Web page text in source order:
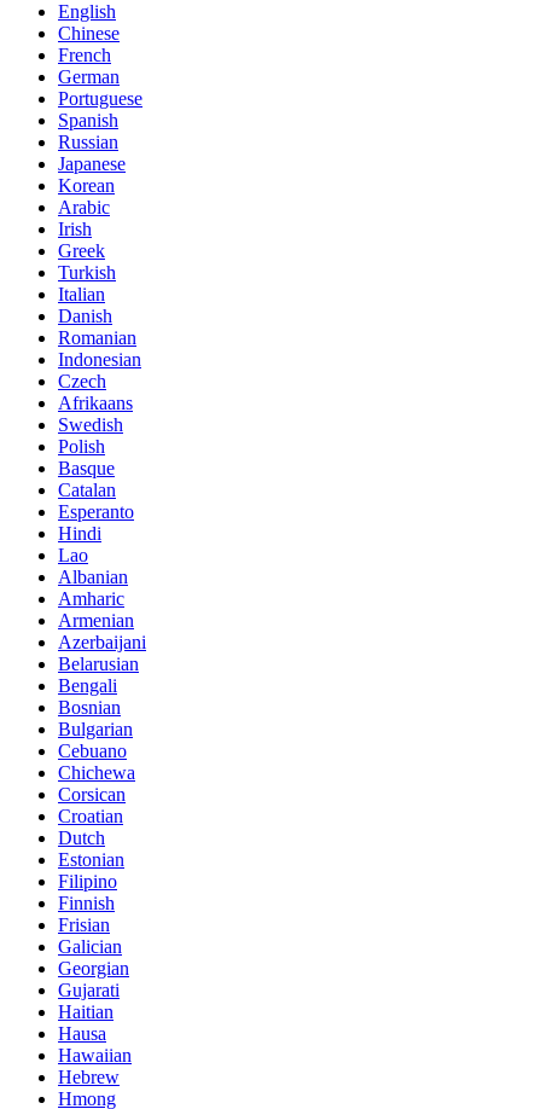
English
Chinese
French
German
Portuguese
Spanish
Russian
Japanese
Korean
Arabic
Irish
Greek
Turkish
Italian
Danish
Romanian
Indonesian
Czech
Afrikaans
Swedish
Polish
Basque
Catalan
Esperanto
Hindi
Lao
Albanian
Amharic
Armenian
Azerbaijani
Belarusian
Bengali
Bosnian
Bulgarian
Cebuano
Chichewa
Corsican
Croatian
Dutch
Estonian
Filipino
Finnish
Frisian
Galician
Georgian
Gujarati
Haitian
Hausa
Hawaiian
Hebrew
Hmong